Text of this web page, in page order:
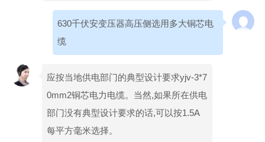
630千伏安变压器高压侧选用多大铜芯电
缆
应按当地供电部门的典型设计要求yjv-3*7
0mm2铜芯电力电缆。当然,如果所在供电
部门没有典型设计要求的话,可以按1.5A
每平方毫米选择。